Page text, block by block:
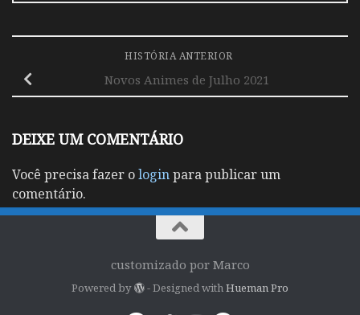
HISTÓRIA ANTERIOR
Novos Animes de Julho 2021
DEIXE UM COMENTÁRIO
Você precisa fazer ologinpara publicar um
comentário.
customizado por Marco
Powered by - Designed withHueman Pro